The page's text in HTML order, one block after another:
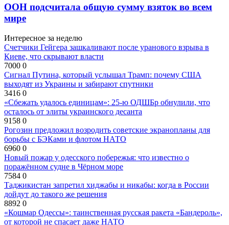
ООН подсчитала общую сумму взяток во всем
мире
Интересное за неделю
Счетчики Гейгера зашкаливают после уранового взрыва в
Киеве, что скрывают власти
7000 0
Сигнал Путина, который услышал Трамп: почему США
выходят из Украины и забирают спутники
3416 0
«Сбежать удалось единицам»: 25-ю ОДШБр обнулили, что
осталось от элиты украинского десанта
9158 0
Рогозин предложил возродить советские экранопланы для
борьбы с БЭКами и флотом НАТО
6960 0
Новый пожар у одесского побережья: что известно о
поражённом судне в Чёрном море
7584 0
Таджикистан запретил хиджабы и никабы: когда в России
дойдут до такого же решения
8892 0
«Кошмар Одессы»: таинственная русская ракета «Бандероль»,
от которой не спасает даже НАТО